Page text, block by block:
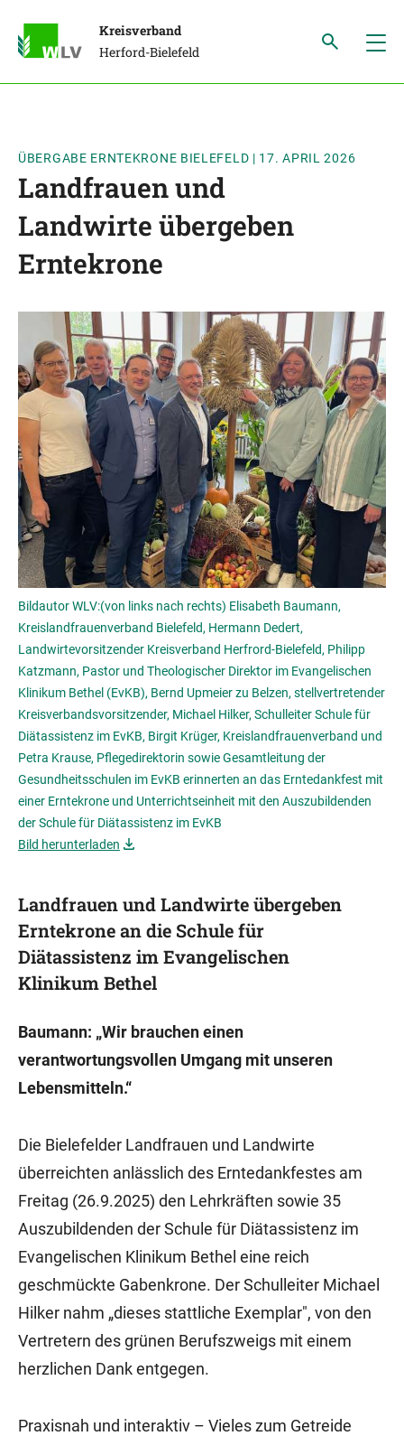
Kreisverband
Herford-Bielefeld
ÜBERGABE ERNTEKRONE BIELEFELD | 17. APRIL 2026
Landfrauen und
Landwirte übergeben
Erntekrone
Bildautor WLV:(von links nach rechts) Elisabeth Baumann,
Kreislandfrauenverband Bielefeld, Hermann Dedert,
Landwirtevorsitzender Kreisverband Herfrord-Bielefeld, Philipp
Katzmann, Pastor und Theologischer Direktor im Evangelischen
Klinikum Bethel (EvKB), Bernd Upmeier zu Belzen, stellvertretender
Kreisverbandsvorsitzender, Michael Hilker, Schulleiter Schule für
Diätassistenz im EvKB, Birgit Krüger, Kreislandfrauenverband und
Petra Krause, Pflegedirektorin sowie Gesamtleitung der
Gesundheitsschulen im EvKB erinnerten an das Erntedankfest mit
einer Erntekrone und Unterrichtseinheit mit den Auszubildenden
der Schule für Diätassistenz im EvKB
Bild herunterladen
Landfrauen und Landwirte übergeben
Erntekrone an die Schule für
Diätassistenz im Evangelischen
Klinikum Bethel
Baumann: „Wir brauchen einen
verantwortungsvollen Umgang mit unseren
Lebensmitteln.“
Die Bielefelder Landfrauen und Landwirte
überreichten anlässlich des Erntedankfestes am
Freitag (26.9.2025) den Lehrkräften sowie 35
Auszubildenden der Schule für Diätassistenz im
Evangelischen Klinikum Bethel eine reich
geschmückte Gabenkrone. Der Schulleiter Michael
Hilker nahm „dieses stattliche Exemplar", von den
Vertretern des grünen Berufszweigs mit einem
herzlichen Dank entgegen.
Praxisnah und interaktiv – Vieles zum Getreide